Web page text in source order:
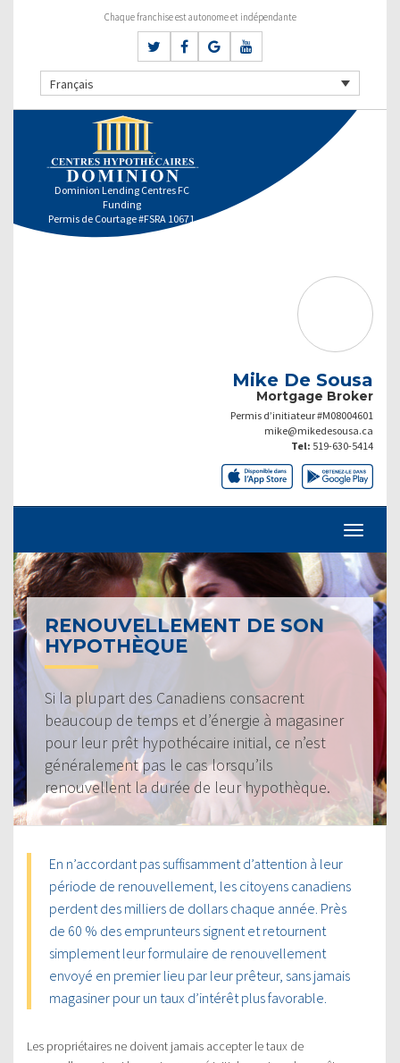
Chaque franchise est autonome et indépendante
Français
Dominion Lending Centres FC
Funding
Permis de Courtage #FSRA 10671
Mike De Sousa
Mortgage Broker
Permis d’initiateur #M08004601
mike@mikedesousa.ca
Tel: 519-630-5414
RENOUVELLEMENT DE SON
HYPOTHÈQUE
Si la plupart des Canadiens consacrent
beaucoup de temps et d’énergie à magasiner
pour leur prêt hypothécaire initial, ce n’est
généralement pas le cas lorsqu’ils
renouvellent la durée de leur hypothèque.
En n’accordant pas suffisamment d’attention à leur
période de renouvellement, les citoyens canadiens
perdent des milliers de dollars chaque année. Près
de 60 % des emprunteurs signent et retournent
simplement leur formulaire de renouvellement
envoyé en premier lieu par leur prêteur, sans jamais
magasiner pour un taux d’intérêt plus favorable.
Les propriétaires ne doivent jamais accepter le taux de